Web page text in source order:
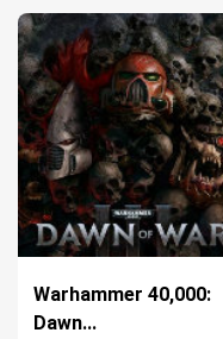
Warhammer 40,000:
Dawn...